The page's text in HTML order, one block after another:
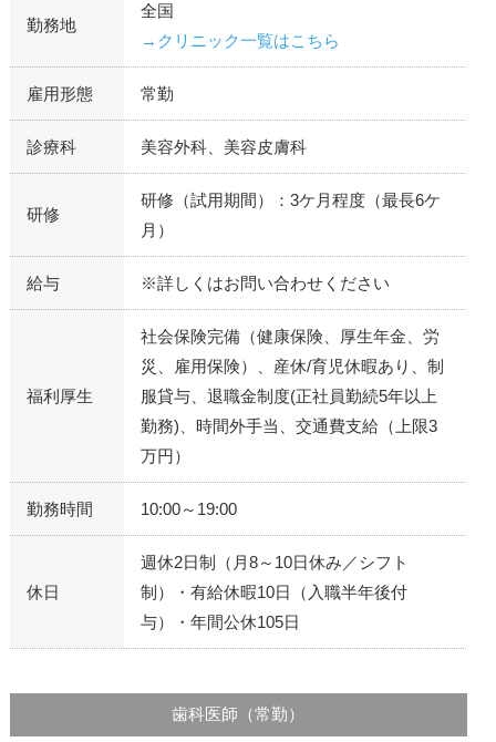
勤務地
全国
→クリニック一覧はこちら
雇用形態 常勤
診療科 美容外科、美容皮膚科
研修
研修（試用期間）：3ケ月程度（最長6ケ
月）
給与 ※詳しくはお問い合わせください
福利厚生
社会保険完備（健康保険、厚生年金、労
災、雇用保険）、産休/育児休暇あり、制
服貸与、退職金制度(正社員勤続5年以上
勤務)、時間外手当、交通費支給（上限3
万円）
勤務時間 10:00～19:00
休日
週休2日制（月8～10日休み／シフト
制）・有給休暇10日（入職半年後付
与）・年間公休105日
歯科医師（常勤）